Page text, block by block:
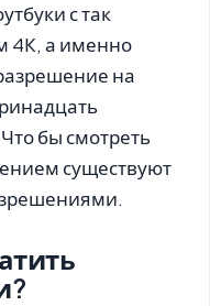
с так
4К, а именно
на
бы смотреть
существуют